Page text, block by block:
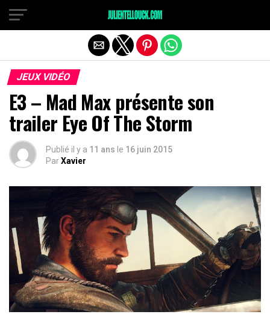
JEUX VIDÉO
E3 – Mad Max présente son
trailer Eye Of The Storm
Publié il y a 11 ans le 16 juin 2015
ParXavier